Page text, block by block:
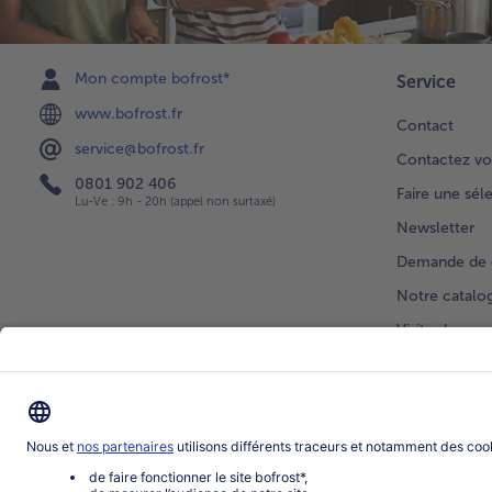
Mon compte bofrost*
www.bofrost.fr
service@bofrost.fr
0801 902 406
Lu-Ve : 9h - 20h (appel non surtaxé)
Service
Contact
Contactez
Faire une
Newsletter
Demande
Notre
Visite du